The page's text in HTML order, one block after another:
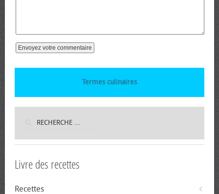
Termes culinaires
Livre des recettes
Recettes